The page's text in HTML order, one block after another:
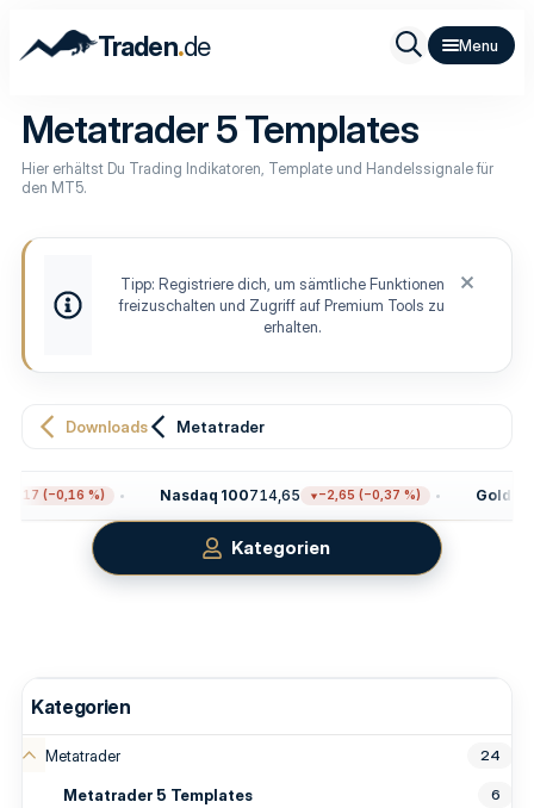
Traden.de
Metatrader 5 Templates
Hier erhältst Du Trading Indikatoren, Template und Handelssignale für
den MT5.
Tipp: Registriere dich, um sämtliche Funktionen
freizuschalten und Zugriff auf Premium Tools zu
erhalten.
Downloads Metatrader
(−0,16 %) Nasdaq 100714,65 −2,65 (−0,37 %) Gold
Kategorien
Kategorien
Metatrader 24
Metatrader 5 Templates 6